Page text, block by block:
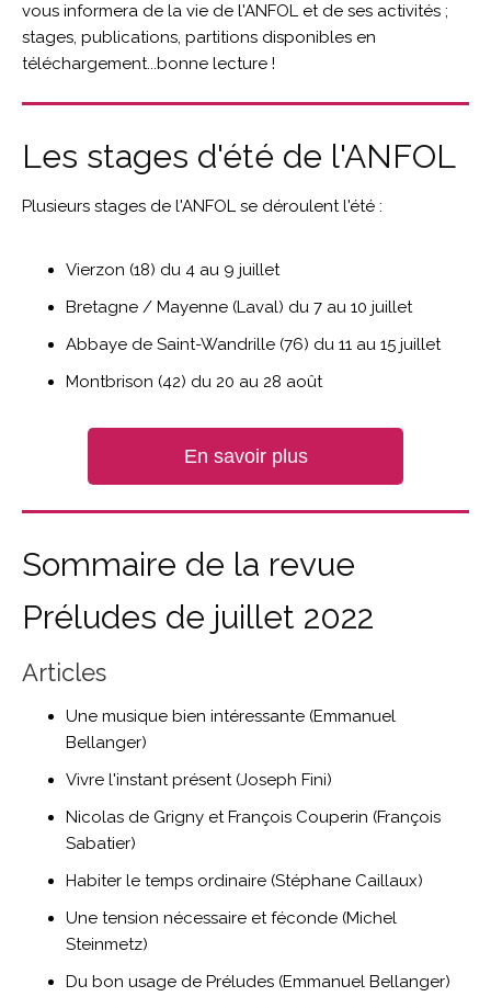
vous informera de la vie de l'ANFOL et de ses activités ;
stages, publications, partitions disponibles en
téléchargement...bonne lecture !
Les stages d'été de l'ANFOL
Plusieurs stages de l'ANFOL se déroulent l'été :
Vierzon (18) du 4 au 9 juillet
Bretagne / Mayenne (Laval) du 7 au 10 juillet
Abbaye de Saint-Wandrille (76) du 11 au 15 juillet
Montbrison (42) du 20 au 28 août
En savoir plus
Sommaire de la revue
Préludes de juillet 2022
Articles
Une musique bien intéressante (Emmanuel
Bellanger)
Vivre l'instant présent (Joseph Fini)
Nicolas de Grigny et François Couperin (François
Sabatier)
Habiter le temps ordinaire (Stéphane Caillaux)
Une tension nécessaire et féconde (Michel
Steinmetz)
Du bon usage de Préludes (Emmanuel Bellanger)